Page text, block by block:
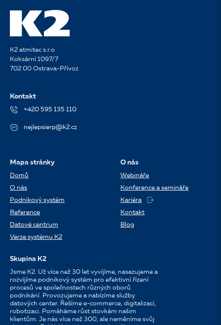
K2 atmitec s.r.o
Koksární 1097/7
702 00 Ostrava-Přívoz
Kontakt
+420 595 135 110
nejlepsierp@k2.cz
Mapa stránky
Domů
O nás
Podnikový systém
Reference
Datové centrum
Verze systému K2
O nás
Webináře
Konference a semináře
Kariéra
Kontakt
Blog
Skupina K2
Jsme K2. Už více než 30 let vyvíjíme, nasazujeme a
rozvíjíme podnikový systém pro efektivní řízení
procesů ve společnostech různých oborů
podnikání. Provozujeme a nabízíme služby
datových center. Řešíme e-commerce, digitalizaci,
robotizaci. Pomáháme růst stovkám našim
klientům. Je nás více než 300, ale neměníme svůj